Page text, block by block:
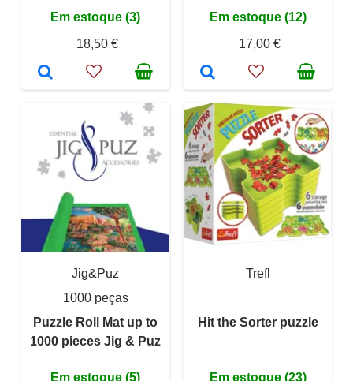
Em estoque (3)
18,50 €
Em estoque (12)
17,00 €
Jig&Puz
1000 peças
Puzzle Roll Mat up to
1000 pieces Jig & Puz
Em estoque (5)
Trefl
Hit the Sorter puzzle
Em estoque (23)